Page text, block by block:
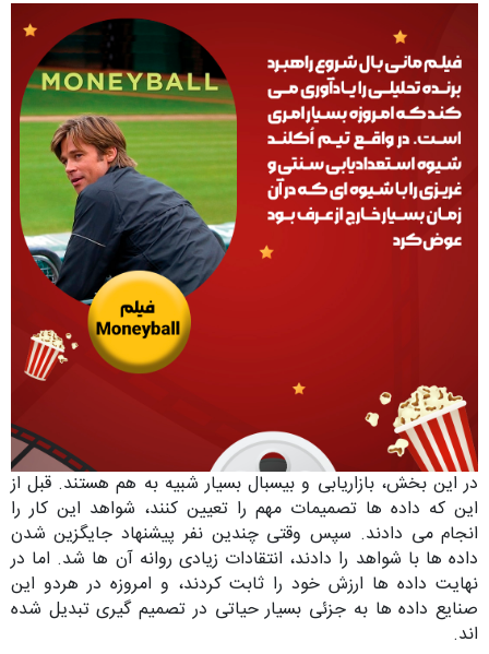
در این بخش، بازاریابی و بیسبال بسیار شبیه به هم هستند. قبل از
این که داده ها تصمیمات مهم را تعیین کنند، شواهد این کار را
انجام می دادند. سپس وقتی چندین نفر پیشنهاد جایگزین شدن
داده ها با شواهد را دادند، انتقادات زیادی روانه آن ها شد. اما در
نهایت داده ها ارزش خود را ثابت کردند، و امروزه در هردو این
صنایع داده ها به جزئی بسیار حیاتی در تصمیم گیری تبدیل شده
اند.